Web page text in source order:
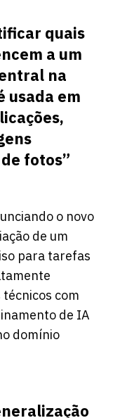
quais
a um
na
usada em
fotos”
o novo
de um
para tarefas
com
de IA
domínio